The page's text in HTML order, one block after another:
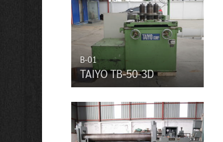
B-01
TAIYO TB-50-3D